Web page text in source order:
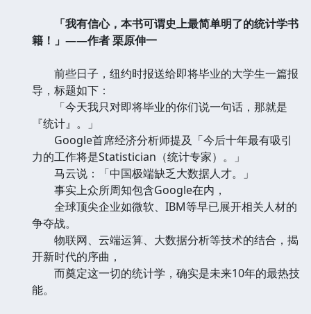
「我有信心，本书可谓史上最简单明了的统计学书
籍！」——作者 栗原伸一
前些日子，纽约时报送给即将毕业的大学生一篇报
导，标题如下：
「今天我只对即将毕业的你们说一句话，那就是
『统计』。」
Google首席经济分析师提及「今后十年最有吸引
力的工作将是Statistician（统计专家）。」
马云说：「中国极端缺乏大数据人才。」
事实上众所周知包含Google在内，
全球顶尖企业如微软、IBM等早已展开相关人材的
争夺战。
物联网、云端运算、大数据分析等技术的结合，揭
开新时代的序曲，
而奠定这一切的统计学，确实是未来10年的最热技
能。